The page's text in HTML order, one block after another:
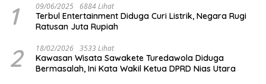
1 09/06/2025 6884 Lihat
Terbul Entertainment Diduga Curi Listrik, Negara Rugi
Ratusan Juta Rupiah
2 18/02/2026 3533 Lihat
Kawasan Wisata Sawakete Turedawola Diduga
Bermasalah, Ini Kata Wakil Ketua DPRD Nias Utara